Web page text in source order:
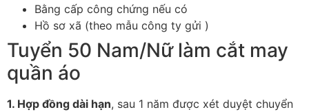
Bằng cấp công chứng nếu có
Hồ sơ xã (theo mẫu công ty gửi )​
Tuyển 50 Nam/Nữ làm cắt may
quần áo
1. Hợp đồng dài hạn, sau 1 năm được xét duyệt chuyển